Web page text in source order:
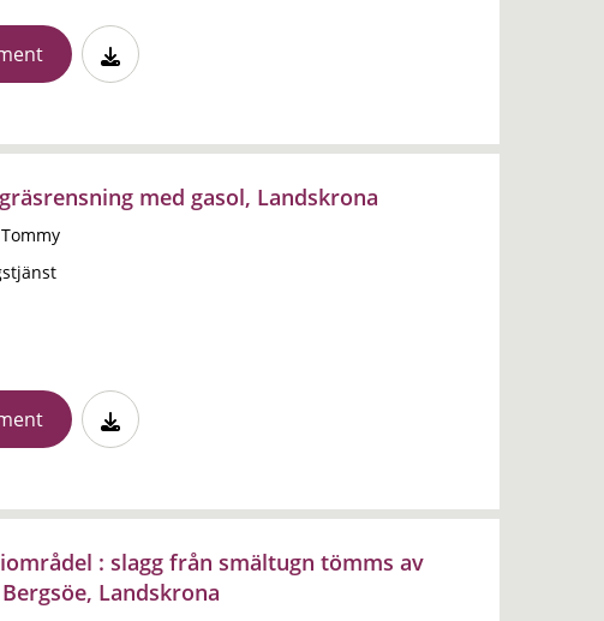
med gasol, Landskrona
: slagg från smältugn tömms av
Landskrona